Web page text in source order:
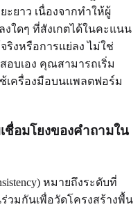
ยาว เนื่องจากทำให้ผู้
งใดๆ ที่สังเกตได้ในคะแนน
ริงหรือการแย่ลง ไม่ใช่
บเอง คุณสามารถเริ่ม
เครื่องมือบนแพลตฟอร์ม
ชื่อมโยงของคำถามใน
หมายถึงระดับที่
วมกันเพื่อวัดโครงสร้างพื้น